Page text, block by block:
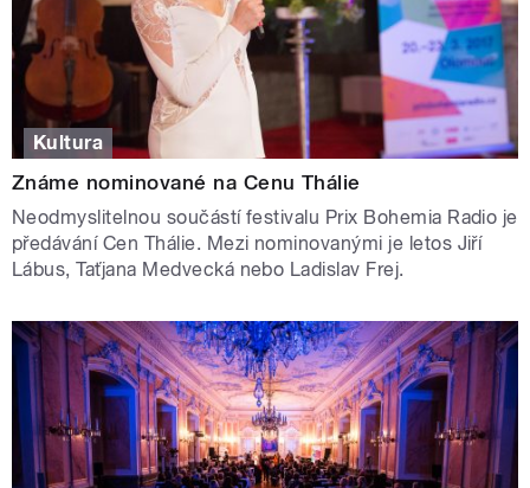
Kultura
Známe nominované na Cenu Thálie
Neodmyslitelnou součástí festivalu Prix Bohemia Radio je
předávání Cen Thálie. Mezi nominovanými je letos Jiří
Lábus, Taťjana Medvecká nebo Ladislav Frej.